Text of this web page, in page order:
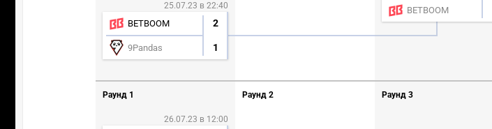
25.07.23 в 22:40
BETBOOM 2
9Pandas 1
BETBOOM
Раунд 1
26.07.23 в 12:00
Раунд 2 Раунд 3
УЧАСТВОВАТЬ